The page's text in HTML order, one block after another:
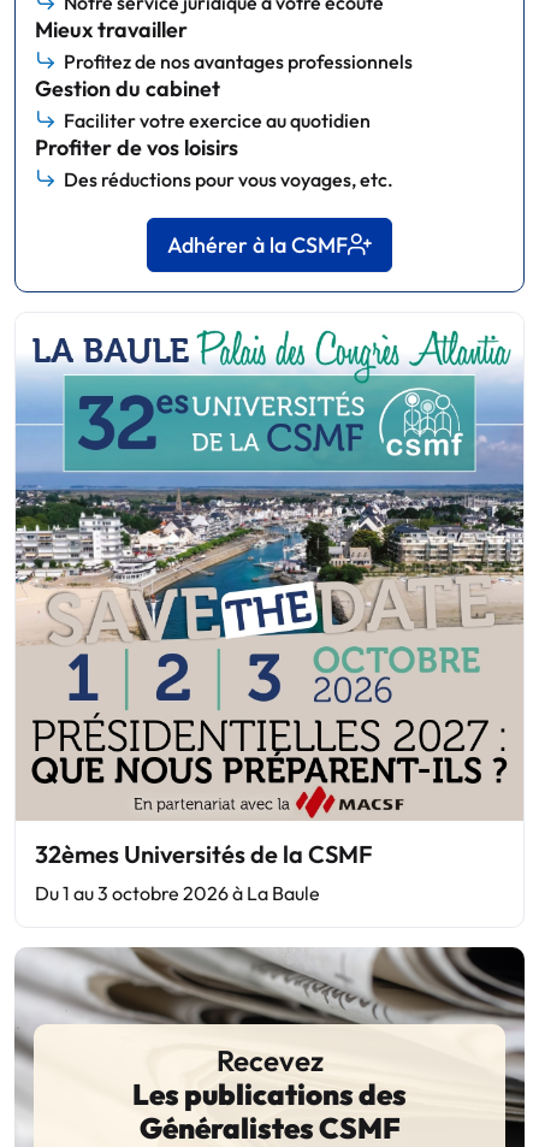
Mieux travailler
Profitez de nos avantages professionnels
Gestion du cabinet
Faciliter votre exercice au quotidien
Profiter de vos loisirs
Des réductions pour vous voyages, etc.
Adhérer à la CSMF
32èmes Universités de la CSMF
Du 1 au 3 octobre 2026 à La Baule
Recevez
Les publications des
Généralistes CSMF